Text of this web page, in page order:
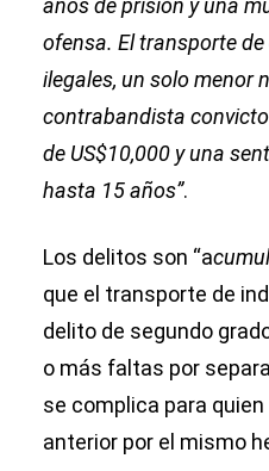
años de prisión y una
ofensa. El transporte
ilegales, un solo menor
contrabandista
de US$10,000 y una
hasta 15 años”.
Los delitos son “a
que el transporte de
delito de segundo
o más faltas por
se complica para
anterior por el mismo